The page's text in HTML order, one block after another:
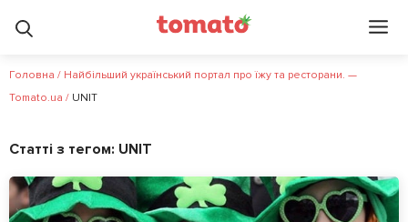
Головна / Найбільший український портал про їжу та ресторани. —
Tomato.ua / UNIT
Статті з тегом: UNIT